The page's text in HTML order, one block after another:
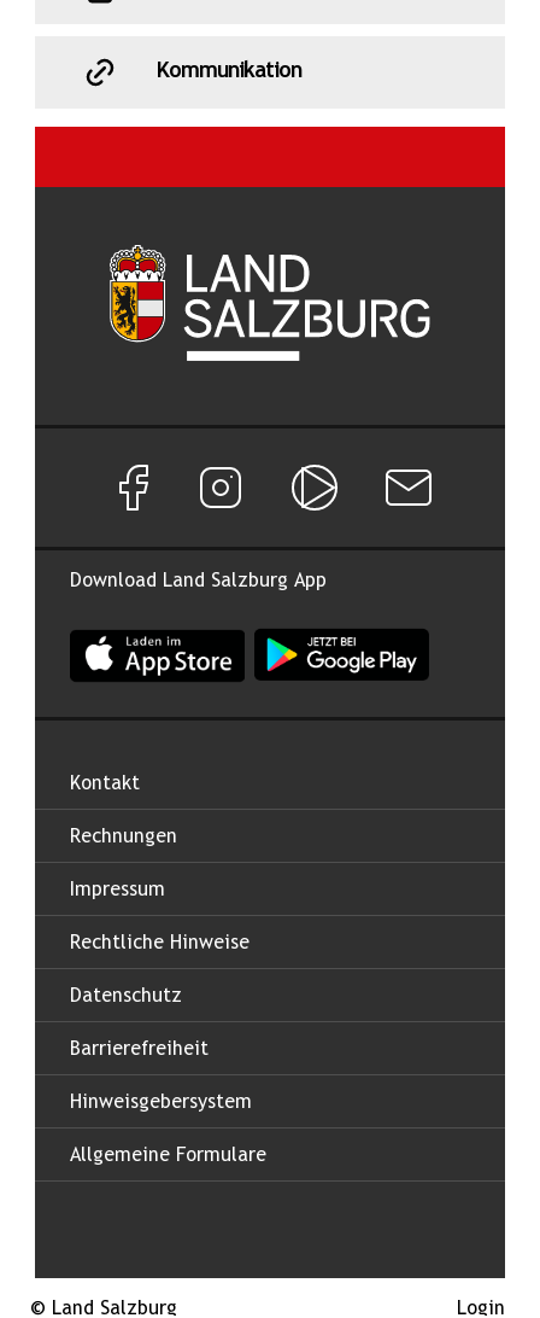
Kommunikation
Download Land Salzburg App
App Land Salzburg im Apple App Store
App Land Salzburg im
Facebook Seite von Land Salzburg
Instagram Seite von Land Salzburg
Salzburg ONNewsletter
Kontakt
Rechnungen
Impressum
Rechtliche Hinweise
Datenschutz
Barrierefreiheit
Hinweisgebersystem
Allgemeine Formulare
© Land Salzburg Login